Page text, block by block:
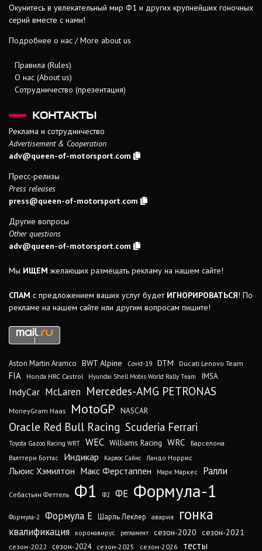
Окунитесь в увлекательный мир Ф1 и других крупнейших гоночных
серий вместе с нами!
Подробнее о нас / More about us
Правила (Rules)
О нас (About us)
Сотрудничество (презентация)
КОНТАКТЫ
Реклама и сотрудничество
Advertisement & Cooperation
adv@queen-of-motorsport.com
Пресс-релизы
Press releases
press@queen-of-motorsport.com
Другие вопросы
Other questions
adv@queen-of-motorsport.com
Мы ИЩЕМ желающих размещать рекламу на нашем сайте!
СПАМ с предложением ваших услуг будет ИГНОРИРОВАТЬСЯ! По
рекламе на нашем сайте или другим вопросам пишите!
Aston Martin Aramco BWT Alpine Covid-19 DTM Ducati Lenovo Team
FIA Honda HRC Castrol Hyundai Shell Mobis World Rally Team IMSA
IndyCar McLaren Mercedes-AMG PETRONAS
MoneyGram Haas MotoGP NASCAR
Oracle Red Bull Racing Scuderia Ferrari
Toyota Gazoo Racing WRT WEC Williams Racing WRC
Барселона
Валттери Боттас
Индикар Карлос Сайнс Ландо Норрис
Льюис Хэмилтон Макс Ферстаппен Марк Маркес Ралли
Себастьян Феттель Ф1 Ф2 ФЕ Формула-1
Формула-2 Формула Е Шарль Леклер авария гонка
квалификация коронавирус регламент сезон-2020 сезон-2021
сезон-2022 сезон-2024 сезон-2025 сезон-2026 тесты